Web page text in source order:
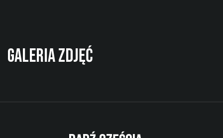
Więcej informacji
Galeria zdjęć